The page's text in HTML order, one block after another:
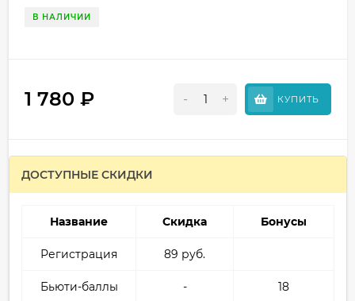
В НАЛИЧИИ
1 780 ₽ - + КУПИТЬ
ДОСТУПНЫЕ СКИДКИ
Название Скидка Бонусы
Регистрация 89 руб.
Бьюти-баллы - 18